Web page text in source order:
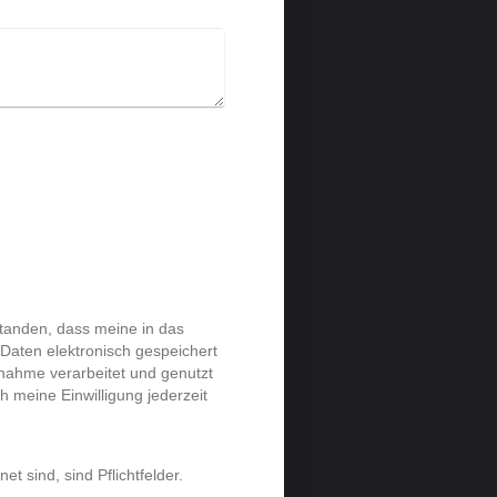
dass meine in das
elektronisch gespeichert
verarbeitet und genutzt
meine Einwilligung jederzeit
sind, sind Pflichtfelder.